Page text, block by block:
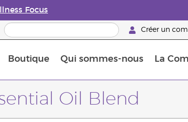
Focus
Créer un
Boutique Qui sommes-nous La
Oil Blend